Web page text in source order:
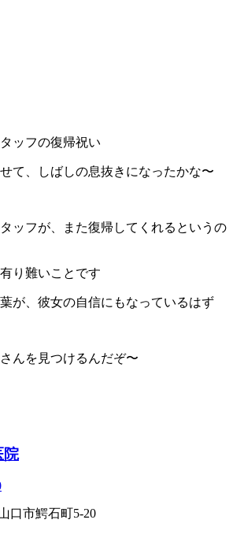
ッフの復帰祝い
て、しばしの息抜きになったかな〜
ッフが、また復帰してくれるというの
り難いことです
が、彼女の自信にもなっているはず
んを見つけるんだぞ〜
口市鰐石町5-20